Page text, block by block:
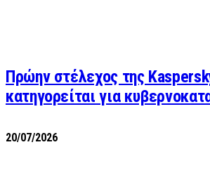
Πρώην στέλεχος της
κατηγορείται για
20/07/2026